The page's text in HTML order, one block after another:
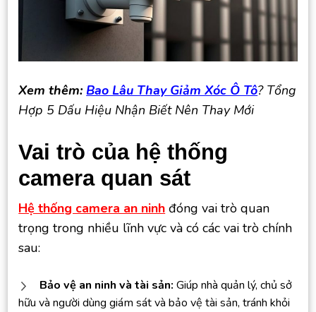
Xem thêm: Bao Lâu Thay Giảm Xóc Ô Tô? Tổng
Hợp 5 Dấu Hiệu Nhận Biết Nên Thay Mới
Vai trò của hệ thống
camera quan sát
Hệ thống camera an ninh đóng vai trò quan
trọng trong nhiều lĩnh vực và có các vai trò chính
sau:
Bảo vệ an ninh và tài sản: Giúp nhà quản lý, chủ sở
hữu và người dùng giám sát và bảo vệ tài sản, tránh khỏi